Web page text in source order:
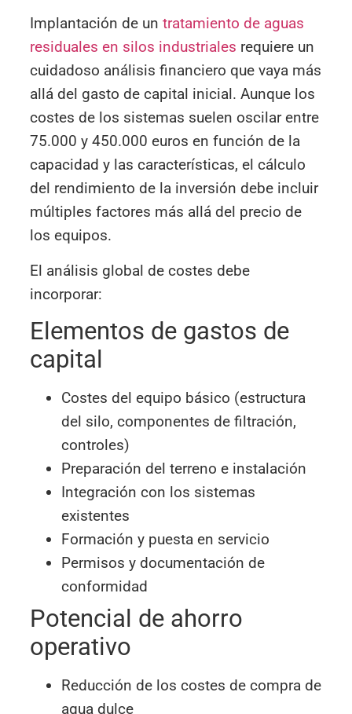
Implantación de untratamiento de aguas
residuales en silos industriales requiere un
cuidadoso análisis financiero que vaya más
allá del gasto de capital inicial. Aunque los
costes de los sistemas suelen oscilar entre
75.000 y 450.000 euros en función de la
capacidad y las características, el cálculo
del rendimiento de la inversión debe incluir
múltiples factores más allá del precio de
los equipos.
El análisis global de costes debe
incorporar:
Elementos de gastos de
capital
Costes del equipo básico (estructura
del silo, componentes de filtración,
controles)
Preparación del terreno e instalación
Integración con los sistemas
existentes
Formación y puesta en servicio
Permisos y documentación de
conformidad
Potencial de ahorro
operativo
Reducción de los costes de compra de
agua dulce